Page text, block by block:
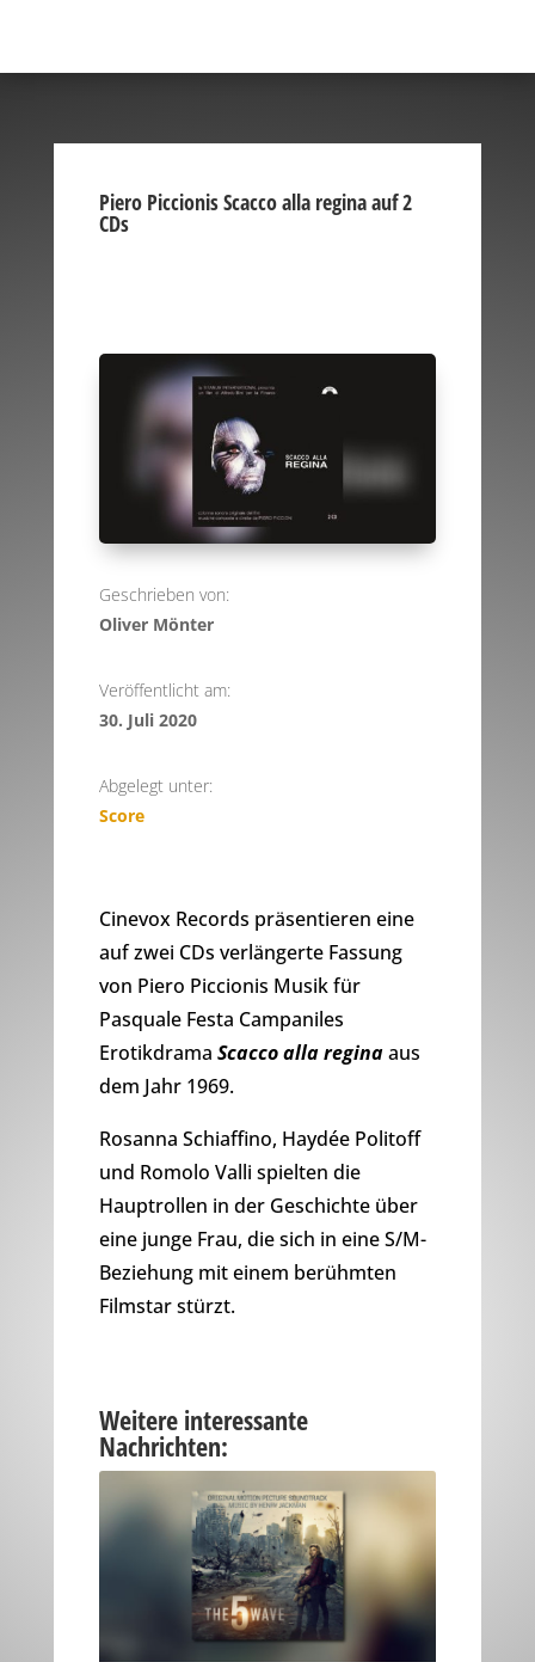
Piero Piccionis Scacco alla regina auf 2
CDs
Geschrieben von:
Oliver Mönter
Veröffentlicht am:
30. Juli 2020
Abgelegt unter:
Score
Cinevox Records präsentieren eine
auf zwei CDs verlängerte Fassung
von Piero Piccionis Musik für
Pasquale Festa Campaniles
Erotikdrama Scacco alla reginaaus
dem Jahr 1969.
Rosanna Schiaffino, Haydée Politoff
und Romolo Valli spielten die
Hauptrollen in der Geschichte über
eine junge Frau, die sich in eine S/M-
Beziehung mit einem berühmten
Filmstar stürzt.
Weitere interessante
Nachrichten: